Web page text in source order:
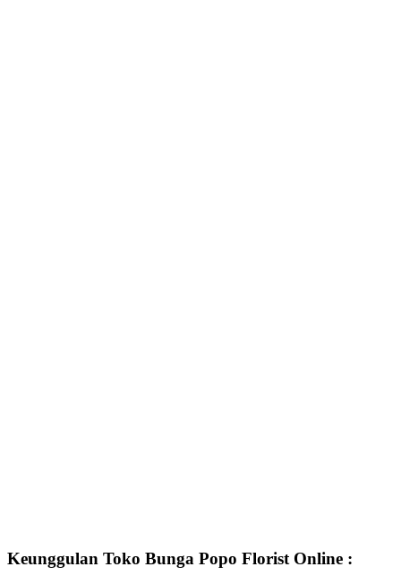
Keunggulan Toko Bunga Popo Florist Online :